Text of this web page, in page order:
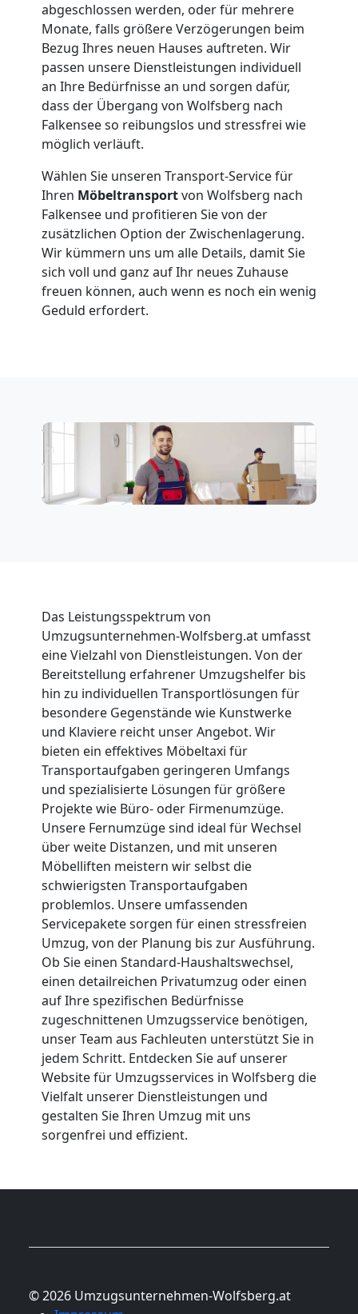
abgeschlossen werden, oder für mehrere
Monate, falls größere Verzögerungen beim
Bezug Ihres neuen Hauses auftreten. Wir
passen unsere Dienstleistungen individuell
an Ihre Bedürfnisse an und sorgen dafür,
dass der Übergang von Wolfsberg nach
Falkensee so reibungslos und stressfrei wie
möglich verläuft.
Wählen Sie unseren Transport-Service für
Ihren Möbeltransportvon Wolfsberg nach
Falkensee und profitieren Sie von der
zusätzlichen Option der Zwischenlagerung.
Wir kümmern uns um alle Details, damit Sie
sich voll und ganz auf Ihr neues Zuhause
freuen können, auch wenn es noch ein wenig
Geduld erfordert.
Das Leistungsspektrum von
Umzugsunternehmen-Wolfsberg.at umfasst
eine Vielzahl von Dienstleistungen. Von der
Bereitstellung erfahrener Umzugshelfer bis
hin zu individuellen Transportlösungen für
besondere Gegenstände wie Kunstwerke
und Klaviere reicht unser Angebot. Wir
bieten ein effektives Möbeltaxi für
Transportaufgaben geringeren Umfangs
und spezialisierte Lösungen für größere
Projekte wie Büro- oder Firmenumzüge.
Unsere Fernumzüge sind ideal für Wechsel
über weite Distanzen, und mit unseren
Möbelliften meistern wir selbst die
schwierigsten Transportaufgaben
problemlos. Unsere umfassenden
Servicepakete sorgen für einen stressfreien
Umzug, von der Planung bis zur Ausführung.
Ob Sie einen Standard-Haushaltswechsel,
einen detailreichen Privatumzug oder einen
auf Ihre spezifischen Bedürfnisse
zugeschnittenen Umzugsservice benötigen,
unser Team aus Fachleuten unterstützt Sie in
jedem Schritt. Entdecken Sie auf unserer
Website für Umzugsservices in Wolfsberg die
Vielfalt unserer Dienstleistungen und
gestalten Sie Ihren Umzug mit uns
sorgenfrei und effizient.
© 2026 Umzugsunternehmen-Wolfsberg.at